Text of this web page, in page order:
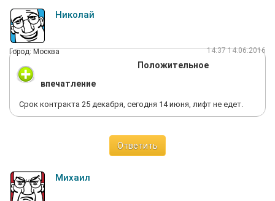
Николай
Город: Москва 14:37 14.06.2016
Положительное
впечатление
Срок контракта 25 декабря, сегодня 14 июня, лифт не едет.
Ответить
Михаил